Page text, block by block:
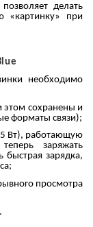
делать
«картинку» при
необходимо
этом сохранены и
форматы связи);
Вт), работающую
заряжать
быстрая зарядка,
просмотра